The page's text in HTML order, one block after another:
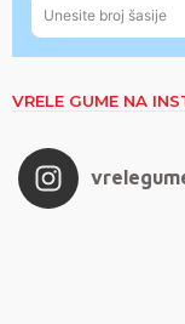
VRELE GUME NA